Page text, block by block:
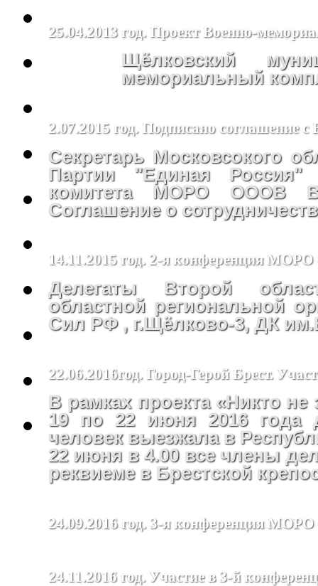
25.04.2013 год. Проект Военно-
Щёлковский
мемориальный
2.07.2015 год. Подписано соглашение с
Секретарь Московсокого
Партии "Единая
комитета МОРО ОООВ
Соглашение о
14.11.2015 год. 2-я конференция
Делегаты Второй
областной региональной
Сил РФ , г.Щёлково-3, ДК
22.06.2016год. Город-Герой Брест.
В рамках проекта «Никто
19 по 22 июня 2016 года
человек выезжала в
22 июня в 4.00 все члены
реквиеме в Брестской
24.09.2016 год. 3-я конференция
24.11.2016 год. Участие в 3-й